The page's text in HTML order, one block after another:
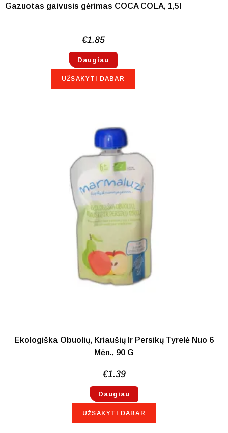
Gazuotas gaivusis gėrimas COCA COLA, 1,5l
€1.85
Daugiau
UŽSAKYTI DABAR
Ekologiška Obuolių, Kriaušių Ir Persikų Tyrelė Nuo 6
Mėn., 90 G
€1.39
Daugiau
UŽSAKYTI DABAR